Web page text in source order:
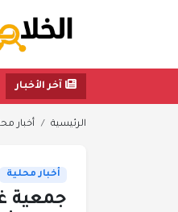
آخر الأخبار
الرئيسية أخبار
أخبار محلية
جمعية